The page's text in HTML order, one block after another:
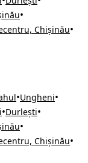
•
Chișinău•
•Ungheni•
•Durlești•
•
Chișinău•